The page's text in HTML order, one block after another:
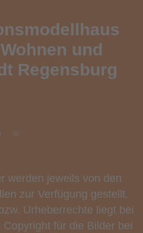
und
Regensburg
werden jeweils von den
zur Verfügung gestellt.
Urheberrechte liegt bei
für die Bilder bei